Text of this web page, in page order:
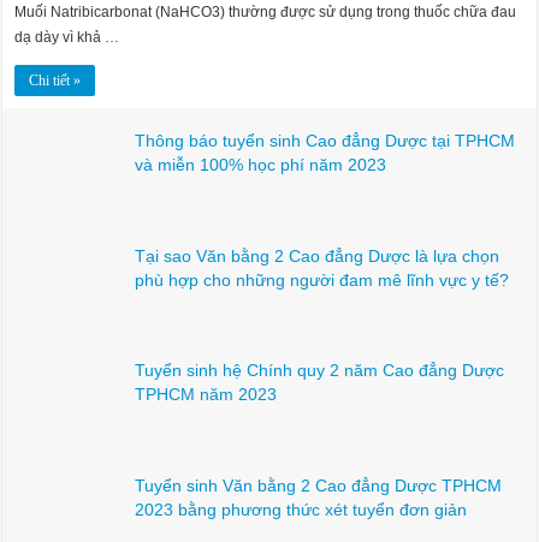
Muối Natribicarbonat (NaHCO3) thường được sử dụng trong thuốc chữa đau
dạ dày vì khả …
Chi tiết »
Thông báo tuyển sinh Cao đẳng Dược tại TPHCM
và miễn 100% học phí năm 2023
Tại sao Văn bằng 2 Cao đẳng Dược là lựa chọn
phù hợp cho những người đam mê lĩnh vực y tế?
Tuyển sinh hệ Chính quy 2 năm Cao đẳng Dược
TPHCM năm 2023
Tuyển sinh Văn bằng 2 Cao đẳng Dược TPHCM
2023 bằng phương thức xét tuyển đơn giản